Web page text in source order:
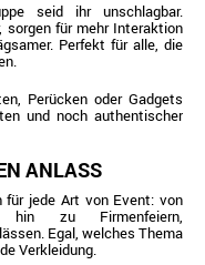
seid ihr unschlagbar.
sorgen für mehr Interaktion
Perfekt für alle, die
Perücken oder Gadgets
und noch authentischer
ANLASS
für jede Art von Event: von
zu Firmenfeiern,
Egal, welches Thema
Verkleidung.